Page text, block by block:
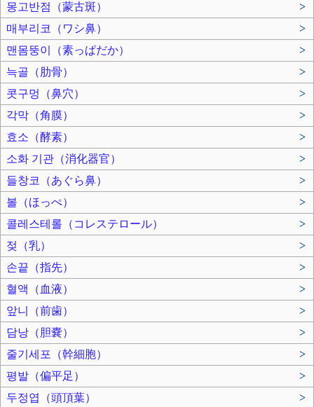
몽고반점（蒙古斑）
>
매부리코（ワシ鼻）
>
맨몸뚱이（素っぱだか）
>
늑골（肋骨）
>
콧구멍（鼻穴）
>
각막（角膜）
>
효소（酵素）
>
소화 기관（消化器官）
>
들창코（あぐら鼻）
>
볼（ほっぺ）
>
콜레스테롤（コレステロール）
>
젖（乳）
>
손끝（指先）
>
혈액（血液）
>
앞니（前歯）
>
담낭（胆嚢）
>
줄기세포（幹細胞）
>
평발（偏平足）
>
두정엽（頭頂葉）
>